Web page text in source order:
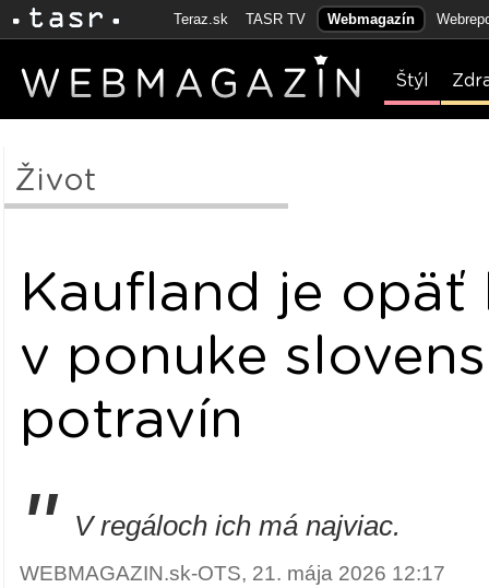
Teraz.sk TASR TV Webmagazín
Štýl
Život
Kaufland je opäť
v ponuke
potravín
" V regáloch ich má najviac.
WEBMAGAZIN.sk-OTS, 21. mája 2026 12:17